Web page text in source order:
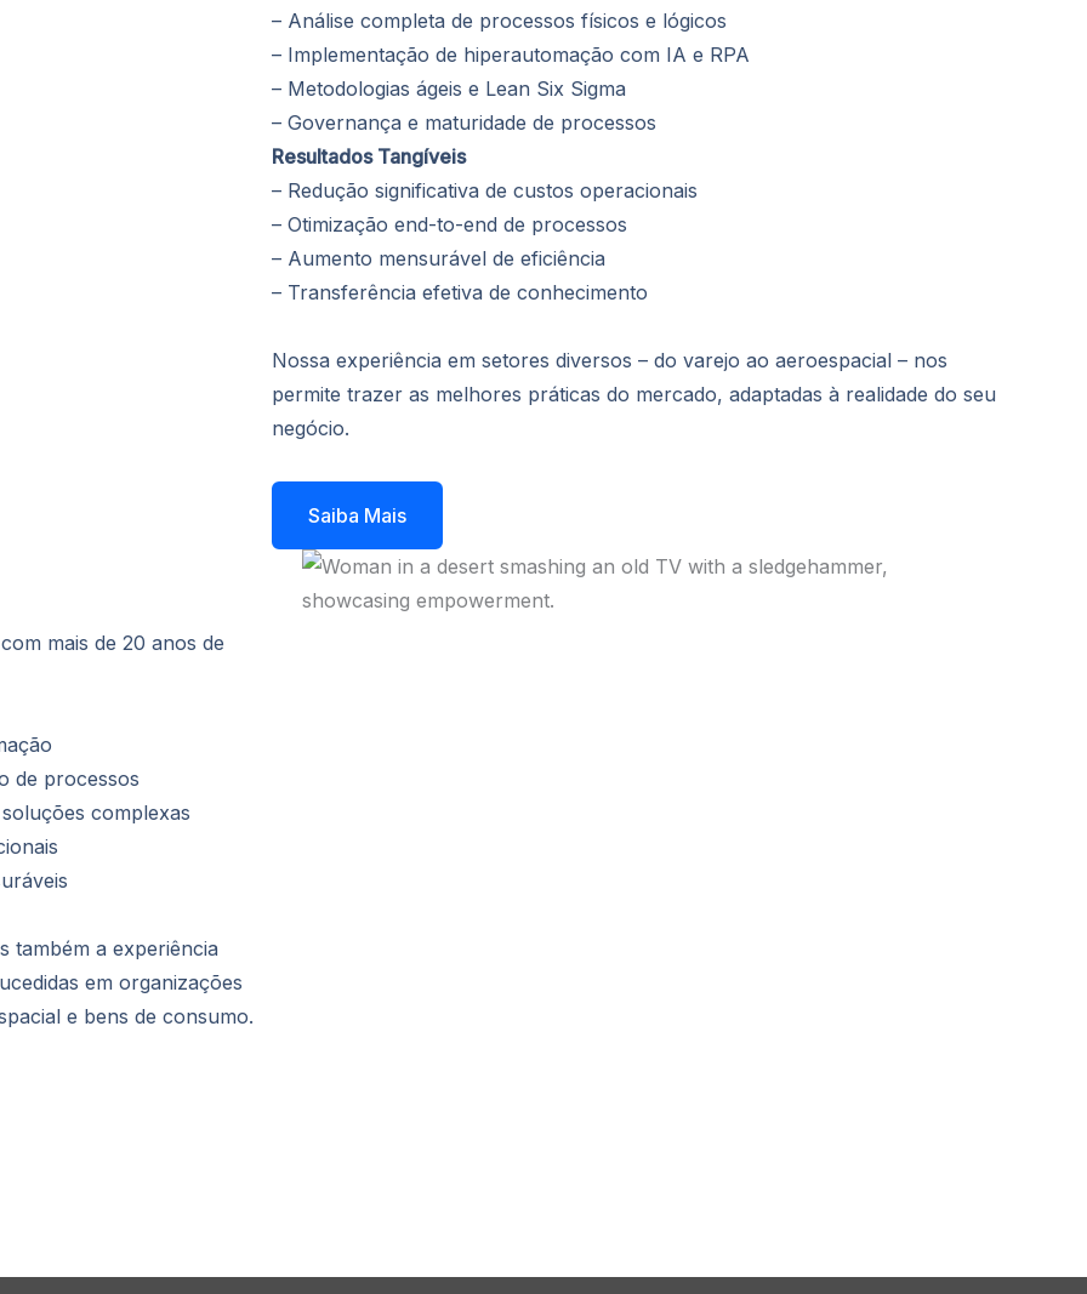
– Análise completa de processos físicos e lógicos
– Implementação de hiperautomação com IA e RPA
– Metodologias ágeis e Lean Six Sigma
– Governança e maturidade de processos
Resultados Tangíveis
– Redução significativa de custos operacionais
– Otimização end-to-end de processos
– Aumento mensurável de eficiência
– Transferência efetiva de conhecimento
Nossa experiência em setores diversos – do varejo ao aeroespacial – nos
permite trazer as melhores práticas do mercado, adaptadas à realidade do seu
negócio.
Saiba Mais
mais de 20 anos de
de processos
complexas
também a experiência
em organizações
e bens de consumo.